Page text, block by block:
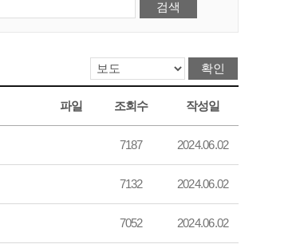
파일 조회수 작성일
7187 2024.06.02
7132 2024.06.02
7052 2024.06.02